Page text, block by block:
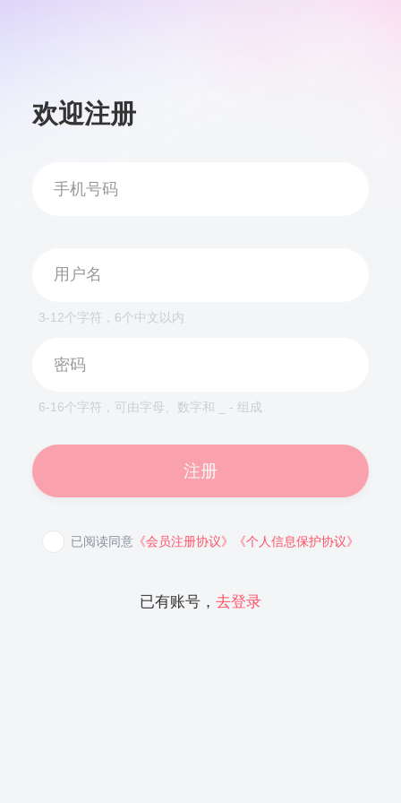
欢迎注册
3-12个字符，6个中文以内
6-16个字符，可由字母、数字和 _ - 组成
注册
已阅读同意 《会员注册协议》 《个人信息保护协议》
已有账号， 去登录